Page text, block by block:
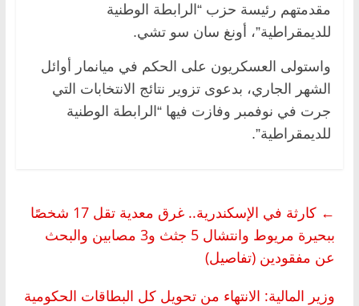
مقدمتهم رئيسة حزب “الرابطة الوطنية
للديمقراطية”، أونغ سان سو تشي.
واستولى العسكريون على الحكم في ميانمار أوائل
الشهر الجاري، بدعوى تزوير نتائج الانتخابات التي
جرت في نوفمبر وفازت فيها “الرابطة الوطنية
للديمقراطية”.
←
كارثة في الإسكندرية.. غرق معدية تقل 17 شخصًا
ببحيرة مريوط وانتشال 5 جثث و3 مصابين والبحث
عن مفقودين (تفاصيل)
وزير المالية: الانتهاء من تحويل كل البطاقات الحكومية